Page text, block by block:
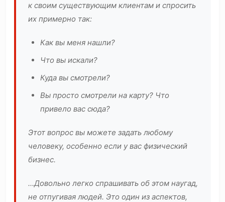
к своим существующим клиентам и спросить
их примерно так:
Как вы меня нашли?
Что вы искали?
Куда вы смотрели?
Вы просто смотрели на карту? Что
привело вас сюда?
Этот вопрос вы можете задать любому
человеку, особенно если у вас физический
бизнес.
...Довольно легко спрашивать об этом наугад,
не отпугивая людей. Это один из аспектов,